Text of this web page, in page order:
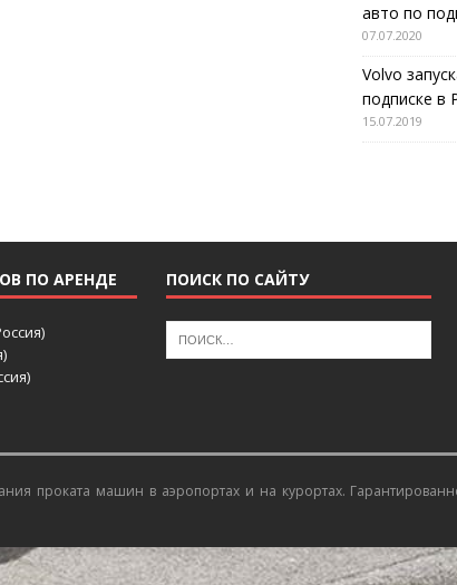
авто по
07.07.2020
Volvo
подписке в
15.07.2019
ПО АРЕНДЕ ПОИСК ПО САЙТУ
проката машин в аэропортах и на курортах.